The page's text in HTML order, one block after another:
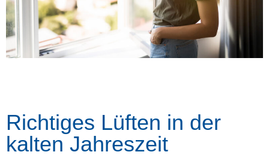
Richtiges Lüften in der
kalten Jahreszeit